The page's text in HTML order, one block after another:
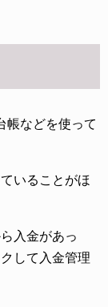
帳などを使って
いることがほ
入金があっ
して入金管理